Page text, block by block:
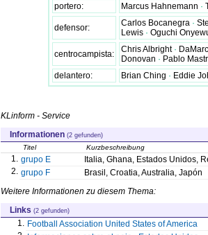
portero:
Marcus Hahnemann ·
defensor: Carlos Bocanegra ·
Lewis · Oguchi
centrocampista: Chris Albright ·
Donovan · Pablo
delantero:
Brian Ching · Eddie
KLinform - Service
Informationen (2 gefunden)
Titel Kurzbeschreibung
1. grupo E
Italia, Ghana, Estados Unidos,
2. grupo F
Brasil, Croatia, Australia, Japón
Weitere Informationen zu diesem Thema:
Links (2 gefunden)
1.
Football Association United States of America